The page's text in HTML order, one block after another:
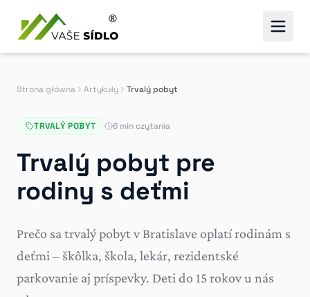
Strona główna Artykuły Trvalý pobyt
TRVALÝ POBYT 6 min czytania
Trvalý pobyt pre
rodiny s deťmi
Prečo sa trvalý pobyt v Bratislave oplatí rodinám s
deťmi – škôlka, škola, lekár, rezidentské
parkovanie aj príspevky. Deti do 15 rokov u nás